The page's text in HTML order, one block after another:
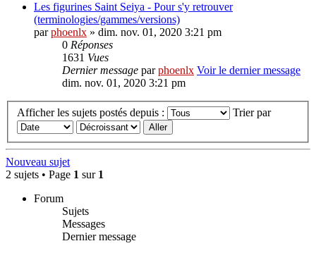
Les figurines Saint Seiya - Pour s'y retrouver
(terminologies/gammes/versions)
parphoenlx » dim. nov. 01, 2020 3:21 pm
0 Réponses
1631 Vues
Dernier message parphoenlx Voir le dernier message
dim. nov. 01, 2020 3:21 pm
Afficher les sujets postés depuis : Trier par
Nouveau sujet
2 sujets • Page 1 sur 1
Forum
Sujets
Messages
Dernier message